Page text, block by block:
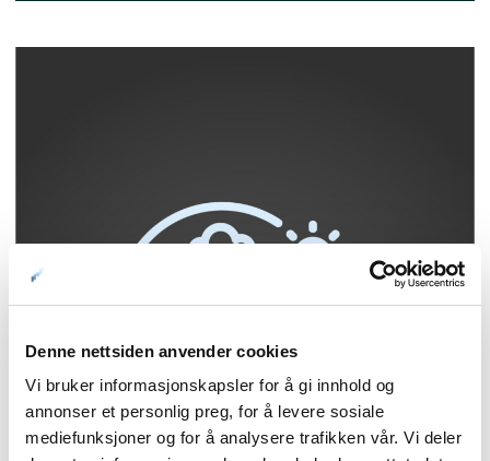
Denne nettsiden anvender cookies
Vi bruker informasjonskapsler for å gi innhold og
annonser et personlig preg, for å levere sosiale
mediefunksjoner og for å analysere trafikken vår. Vi deler